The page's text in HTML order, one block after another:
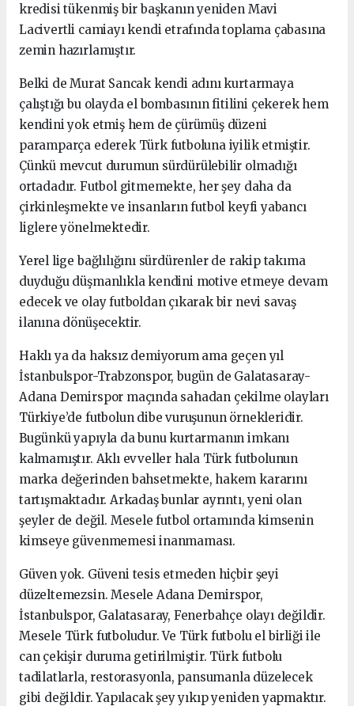
kredisi tükenmiş bir başkanın yeniden Mavi
Lacivertli camiayı kendi etrafında toplama çabasına
zemin hazırlamıştır.
Belki de Murat Sancak kendi adını kurtarmaya
çalıştığı bu olayda el bombasının fitilini çekerek hem
kendini yok etmiş hem de çürümüş düzeni
paramparça ederek Türk futboluna iyilik etmiştir.
Çünkü mevcut durumun sürdürülebilir olmadığı
ortadadır. Futbol gitmemekte, her şey daha da
çirkinleşmekte ve insanların futbol keyfi yabancı
liglere yönelmektedir.
Yerel lige bağlılığını sürdürenler de rakip takıma
duyduğu düşmanlıkla kendini motive etmeye devam
edecek ve olay futboldan çıkarak bir nevi savaş
ilanına dönüşecektir.
Haklı ya da haksız demiyorum ama geçen yıl
İstanbulspor-Trabzonspor, bugün de Galatasaray-
Adana Demirspor maçında sahadan çekilme olayları
Türkiye’de futbolun dibe vuruşunun örnekleridir.
Bugünkü yapıyla da bunu kurtarmanın imkanı
kalmamıştır. Aklı evveller hala Türk futbolunun
marka değerinden bahsetmekte, hakem kararını
tartışmaktadır. Arkadaş bunlar ayrıntı, yeni olan
şeyler de değil. Mesele futbol ortamında kimsenin
kimseye güvenmemesi inanmaması.
Güven yok. Güveni tesis etmeden hiçbir şeyi
düzeltemezsin. Mesele Adana Demirspor,
İstanbulspor, Galatasaray, Fenerbahçe olayı değildir.
Mesele Türk futboludur. Ve Türk futbolu el birliği ile
can çekişir duruma getirilmiştir. Türk futbolu
tadilatlarla, restorasyonla, pansumanla düzelecek
gibi değildir. Yapılacak şey yıkıp yeniden yapmaktır.